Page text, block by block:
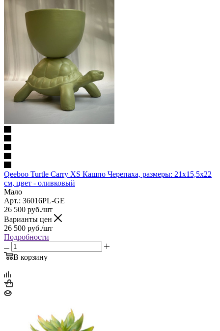
Qeeboo Turtle Carry XS Кашпо Черепаха, размеры: 21x15,5x22
см, цвет - оливковый
Мало
Арт.: 36016PL-GE
26 500 руб./шт
Варианты цен
26 500 руб./шт
Подробности
В корзину